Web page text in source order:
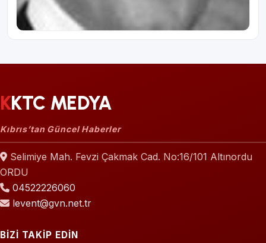
KKTC MEDYA
Kıbrıs’tan Güncel Haberler
Selimiye Mah. Fevzi Çakmak Cad. No:16/101 Altınordu
ORDU
04522226060
levent@gvn.net.tr
BİZİ TAKİP EDİN